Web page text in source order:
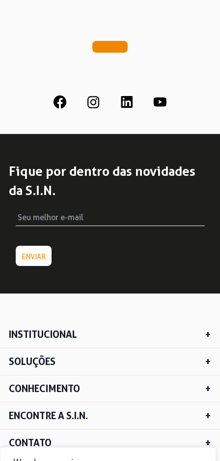
Fique por dentro das novidades
da S.I.N.
INSTITUCIONAL
SOLUÇÕES
CONHECIMENTO
ENCONTRE A S.I.N.
CONTATO